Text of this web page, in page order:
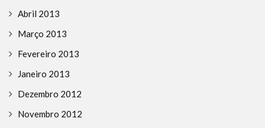
Abril 2013
Março 2013
Fevereiro 2013
Janeiro 2013
Dezembro 2012
Novembro 2012